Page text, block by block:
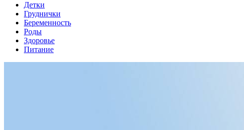
Детки
Груднички
Беременность
Роды
Здоровье
Питание